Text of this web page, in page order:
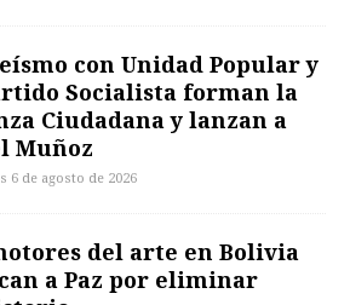
con Unidad Popular y
Socialista forman la
Ciudadana y lanzan a
Muñoz
6 de agosto de 2026
del arte en Bolivia
a Paz por eliminar